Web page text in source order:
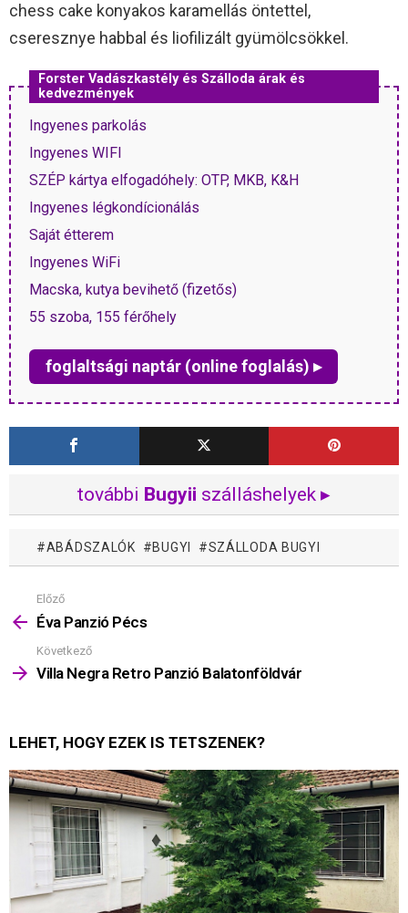
chess cake konyakos karamellás öntettel,
cseresznye habbal és liofilizált gyümölcsökkel.
Forster Vadászkastély és Szálloda árak és
kedvezmények
Ingyenes parkolás
Ingyenes WIFI
SZÉP kártya elfogadóhely: OTP, MKB, K&H
Ingyenes légkondícionálás
Saját étterem
Ingyenes WiFi
Macska, kutya bevihető (fizetős)
55 szoba, 155 férőhely
foglaltsági naptár (online foglalás) ▸
további Bugyii szálláshelyek ▸
ABÁDSZALÓK BUGYI SZÁLLODA BUGYI
Mutass
többet
Előző
Éva Panzió Pécs
Következő
Villa Negra Retro Panzió Balatonföldvár
LEHET, HOGY EZEK IS TETSZENEK?